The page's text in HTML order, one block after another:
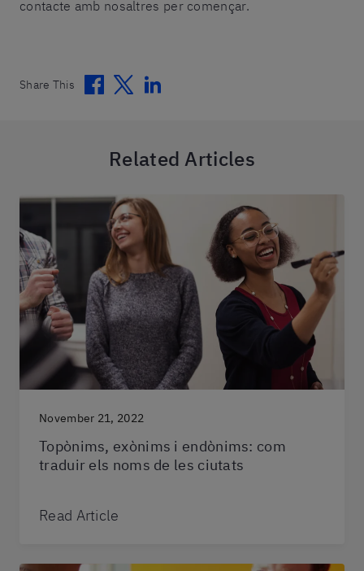
contacte amb nosaltres per començar.
Share This Facebook
TwitterLinkedin
Related Articles
November 21, 2022
Topònims, exònims i endònims: com
traduir els noms de les ciutats
Read Article